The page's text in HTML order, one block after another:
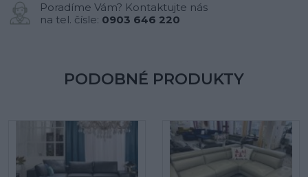
Poradíme Vám? Kontaktujte nás
na tel. čísle: 0903 646 220
PODOBNÉ PRODUKTY